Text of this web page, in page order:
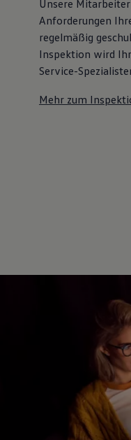
Unsere
Anforderungen
regelmäßig
Inspektion wird
Service-
Mehr zum